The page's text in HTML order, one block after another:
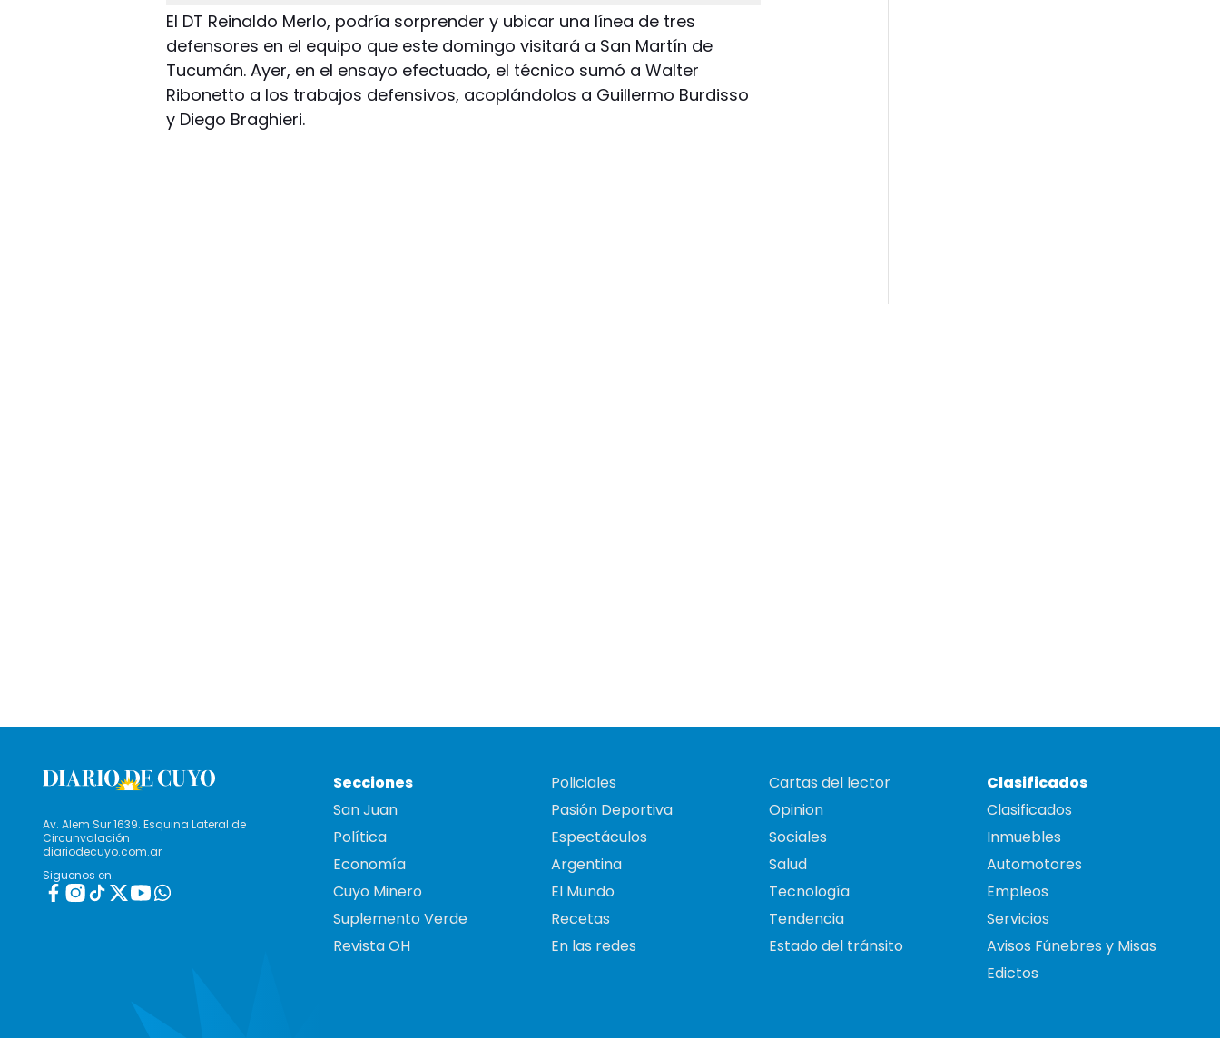
El DT Reinaldo Merlo, podría sorprender y ubicar una línea de tres
defensores en el equipo que este domingo visitará a San Martín de
Tucumán. Ayer, en el ensayo efectuado, el técnico sumó a Walter
Ribonetto a los trabajos defensivos, acoplándolos a Guillermo Burdisso
y Diego Braghieri.
Av. Alem Sur 1639. Esquina Lateral de
Circunvalación
diariodecuyo.com.ar
Siguenos en:
Secciones
San Juan
Política
Economía
Cuyo Minero
Suplemento Verde
Revista OH
Policiales
Pasión Deportiva
Espectáculos
Argentina
El Mundo
Recetas
En las redes
Cartas del lector
Opinion
Sociales
Salud
Tecnología
Tendencia
Estado del tránsito
Clasificados
Clasificados
Inmuebles
Automotores
Empleos
Servicios
Avisos Fúnebres y Misas
Edictos